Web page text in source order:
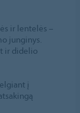
ir lentelės –
junginys.
ir didelio
į